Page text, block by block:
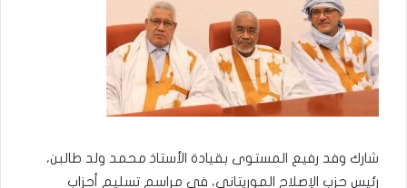
شارك وفد رفيع المستوى بقيادة الأستاذ محمد ولد طالبن،
رئيس حزب الإصلاح الموريتاني، في مراسم تسليم أحزاب